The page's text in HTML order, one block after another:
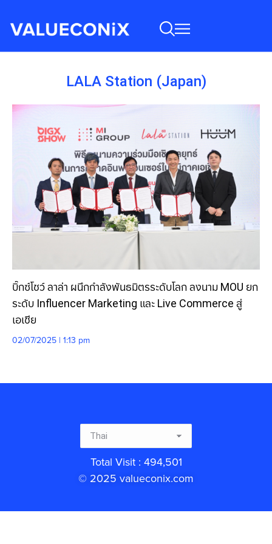
LALA Station (Japan)
บิ๊กซ์โชว์ ลาล่า ผนึกกำลังพันธมิตรระดับโลก ลงนาม MOU ยก
ระดับ Influencer Marketing และ Live Commerce สู่
เอเชีย
02/07/2025 | 1:13 pm
Total Visit : 494,501
© 2025 valueconix.com